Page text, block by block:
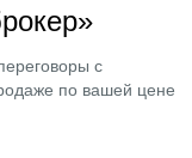
с
по вашей цене